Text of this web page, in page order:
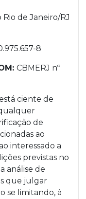
Rio de Janeiro/RJ
8
CBMERJ nº
ciente de
de
ao
interessado a
previstas no
análise de
que julgar
se limitando, à